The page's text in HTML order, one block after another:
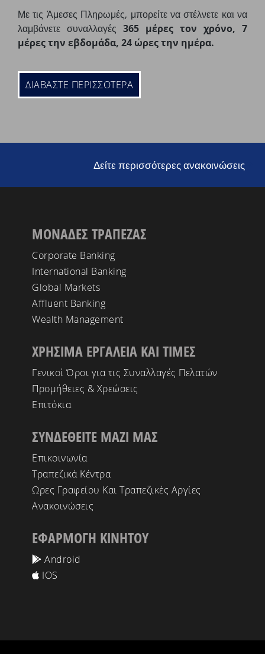
Με τις Άμεσες Πληρωμές, μπορείτε να στέλνετε και να
λαμβάνετε συναλλαγές 365 μέρες τον χρόνο, 7
μέρες την εβδομάδα, 24 ώρες την ημέρα.
ΔΙΑΒΑΣΤΕ ΠΕΡΙΣΣΟΤΕΡΑ
Δείτε περισσότερες ανακοινώσεις
ΜΟΝΑΔΕΣ ΤΡΑΠΕΖΑΣ
Corporate Banking
International Banking
Global Markets
Affluent Banking
Wealth Management
ΧΡΗΣΙΜΑ ΕΡΓΑΛΕΙΑ ΚΑΙ ΤΙΜΕΣ
Γενικοί Όροι για τις Συναλλαγές Πελατών
Προμήθειες & Χρεώσεις
Επιτόκια
ΣΥΝΔΕΘΕΙΤΕ ΜΑΖΙ ΜΑΣ
Επικοινωνία
Τραπεζικά Κέντρα
Ωρες Γραφείου Και Τραπεζικές Αργίες
Ανακοινώσεις
ΕΦΑΡΜΟΓΗ ΚΙΝΗΤΟΥ
Android
IOS